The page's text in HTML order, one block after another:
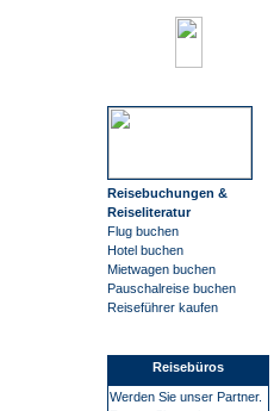
Reisebuchungen &
Reiseliteratur
Flug buchen
Hotel buchen
Mietwagen buchen
Pauschalreise buchen
Reiseführer kaufen
Reisebüros
Werden Sie unser Partner.